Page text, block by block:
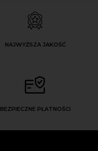
NAJWYŻSZA JAKOŚĆ
BEZPIECZNE PŁATNOŚCI